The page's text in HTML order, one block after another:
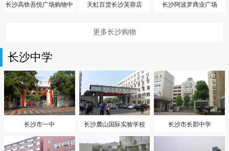
长沙高铁吾悦广场购物中 天虹百货长沙芙蓉店 长沙阿波罗商业广场
更多长沙购物
长沙中学
长沙市一中 长沙麓山国际实验学校 长沙市长郡中学